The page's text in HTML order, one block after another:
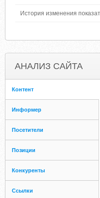
История изменения
АНАЛИЗ САЙТА
Контент
Информер
Посетители
Позиции
Конкуренты
Ссылки